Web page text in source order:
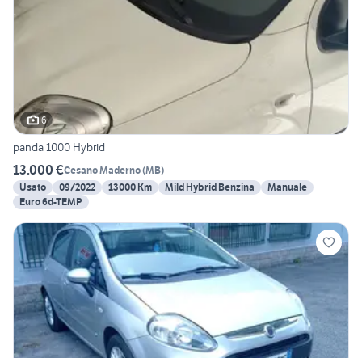
6
panda 1000 Hybrid
13.000 €Cesano Maderno(MB)
Usato
09/2022 13000 Km Mild Hybrid Benzina
Manuale
Euro 6d-TEMP